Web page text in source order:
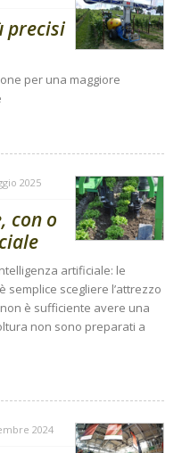
precisi
per una maggiore
2025
con o
artificiale: le
semplice scegliere l’attrezzo
è sufficiente avere una
non sono preparati a
2024